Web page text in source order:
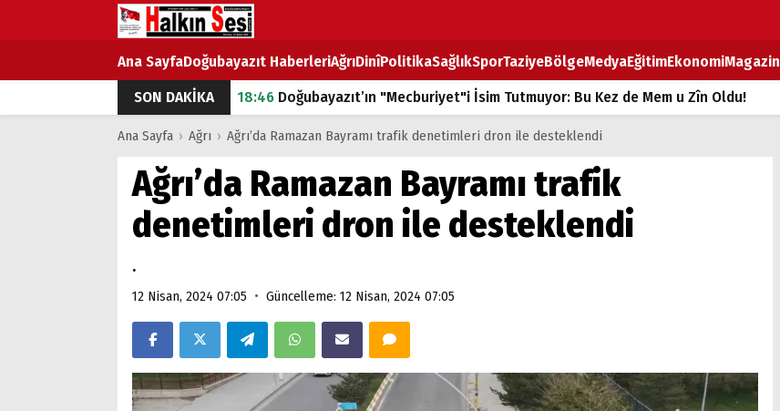
Ana SayfaDoğubayazıt HaberleriAğrıDinîPolitikaSağlıkSporTaziyeBölgeMedyaEğitimEkonomiMagazin
SON DAKİKA
18:46 Doğubayazıt’ın "Mecburiyet"i İsim Tutmuyor: Bu Kez de Mem u Zîn Oldu!
07:53Doğubayazıt’ta Ekmek Fiyatlarına Zam
07:16
Doğubayazıt'ta çocukların sırtındaki ağır yük
07:00DEVLET ve HÜKÜMET
18:29ÇARŞI CADDESİ YAZ BOZ TAHTASI
Ana Sayfa › Ağrı › Ağrı’da Ramazan Bayramı trafik denetimleri dron ile desteklendi
Ağrı’da Ramazan Bayramı trafik
denetimleri dron ile desteklendi
.
12 Nisan, 2024 07:05 • Güncelleme: 12 Nisan, 2024 07:05